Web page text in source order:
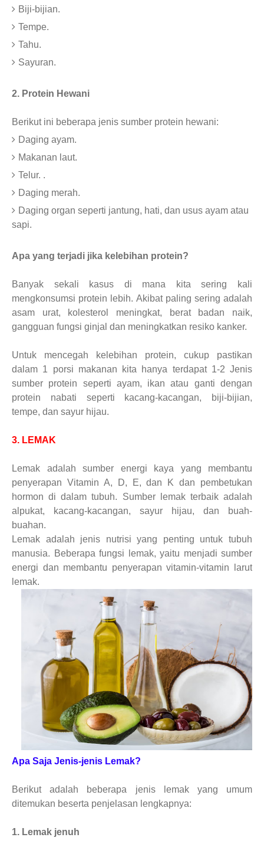
Biji-bijian.
Tempe.
Tahu.
Sayuran.
2. Protein Hewani
Berikut ini beberapa jenis sumber protein hewani:
Daging ayam.
Makanan laut.
Telur. .
Daging merah.
Daging organ seperti jantung, hati, dan usus ayam atau
sapi.
Apa yang terjadi jika kelebihan protein?
Banyak sekali kasus di mana kita sering kali
mengkonsumsi protein lebih. Akibat paling sering adalah
asam urat, kolesterol meningkat, berat badan naik,
gangguan fungsi ginjal dan meningkatkan resiko kanker.
Untuk mencegah kelebihan protein, cukup pastikan
dalam 1 porsi makanan kita hanya terdapat 1-2 Jenis
sumber protein seperti ayam, ikan atau ganti dengan
protein nabati seperti kacang-kacangan, biji-bijian,
tempe, dan sayur hijau.
3. LEMAK
Lemak adalah sumber energi kaya yang membantu
penyerapan Vitamin A, D, E, dan K dan pembetukan
hormon di dalam tubuh. Sumber lemak terbaik adalah
alpukat, kacang-kacangan, sayur hijau, dan buah-
buahan.
Lemak adalah jenis nutrisi yang penting untuk tubuh
manusia. Beberapa fungsi lemak, yaitu menjadi sumber
energi dan membantu penyerapan vitamin-vitamin larut
lemak.
Apa Saja Jenis-jenis Lemak?
Berikut adalah beberapa jenis lemak yang umum
ditemukan beserta penjelasan lengkapnya:
1. Lemak jenuh